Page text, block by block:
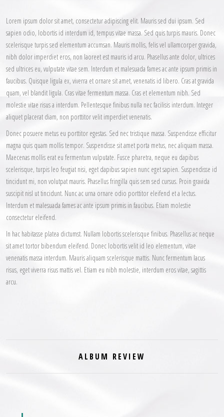
Lorem ipsum dolor sit amet, consectetur adipiscing elit. Mauris sed dui ipsum. Sed
sapien odio, lobortis id interdum id, tempus vitae massa. Sed quis turpis mauris. Donec
scelerisque turpis sed elementum accumsan. Mauris mollis, felis vel ullamcorper gravida,
nibh dolor imperdiet eros, non laoreet est mauris id arcu. Phasellus ante dolor, ultrices
sed ultrices eu, vulputate vitae sem. Interdum et malesuada fames ac ante ipsum primis in
faucibus. Quisque ligula ex, viverra et ornare sit amet, venenatis id libero. Cras at gravida
quam, vel blandit ligula. Cras vitae fermentum massa. Cras et elementum nibh. Sed
molestie vitae risus a interdum. Pellentesque finibus nulla nec facilisis interdum. Integer
aliquet placerat diam, non porttitor velit imperdiet venenatis.
Donec posuere metus eu porttitor egestas. Sed nec tristique massa. Suspendisse efficitur
magna quis quam mollis tempor. Suspendisse sit amet porta metus, nec aliquam massa.
Maecenas mollis erat eu fermentum vulputate. Fusce pharetra, neque eu dapibus
scelerisque, turpis leo feugiat nisi, eget dapibus sapien nunc eget sapien. Suspendisse id
tincidunt mi, non volutpat mauris. Phasellus fringilla quis sem sed cursus. Proin gravida
suscipit nisl ut tincidunt. Nunc ac urna ornare odio porttitor eleifend et a lectus.
Interdum et malesuada fames ac ante ipsum primis in faucibus. Etiam molestie
consectetur eleifend.
In hac habitasse platea dictumst. Nullam lobortis scelerisque finibus. Phasellus ac neque
sit amet tortor bibendum eleifend. Donec lobortis velit id leo elementum, vitae
venenatis massa interdum. Mauris aliquam scelerisque mattis. Nunc fermentum lacus
risus, eget viverra risus mattis vel. Etiam eu nibh molestie, interdum eros vitae, sagittis
arcu.
ALBUM REVIEW